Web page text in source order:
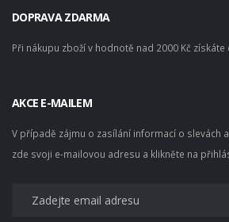
DOPRAVA ZDARMA
Při nákupu zboží v hodnotě nad 2000 Kč
AKCE E-MAILEM
V případě zájmu o zasílání informací o slevách
zde svoji e-mailovou adresu a klikněte na